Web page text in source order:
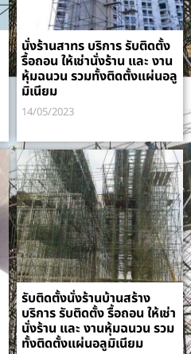
นั่งร้านสาทร บริการ รับติดตั้ง
รื้อถอน ให้เช่านั่งร้าน และ งาน
หุ้มฉนวน รวมทั้งติดตั้งแผ่นอลู
มิเนียม
14/05/2023
รับติดตั้งนั่งร้านบ้านสร้าง
บริการ รับติดตั้ง รื้อถอน ให้เช่า
นั่งร้าน และ งานหุ้มฉนวน รวม
ทั้งติดตั้งแผ่นอลูมิเนียม